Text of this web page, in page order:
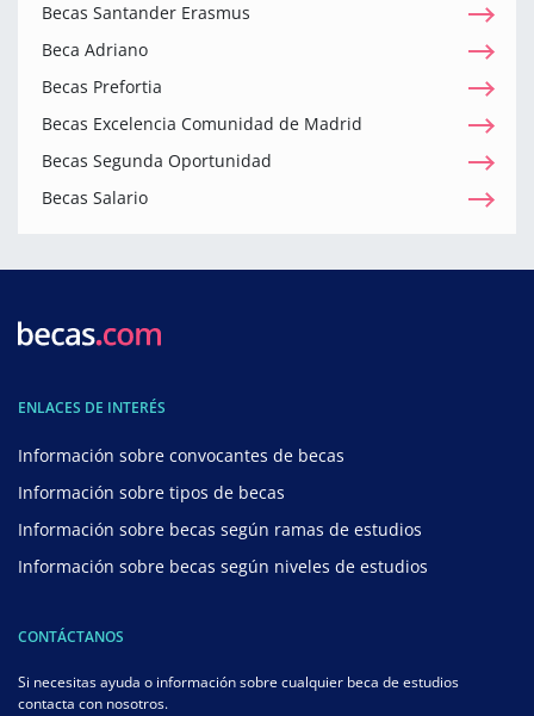
Becas Santander Erasmus
Beca Adriano
Becas Prefortia
Becas Excelencia Comunidad de Madrid
Becas Segunda Oportunidad
Becas Salario
ENLACES DE INTERÉS
Información sobre convocantes de becas
Información sobre tipos de becas
Información sobre becas según ramas de estudios
Información sobre becas según niveles de estudios
CONTÁCTANOS
Si necesitas ayuda o información sobre cualquier beca de estudios
contacta con nosotros.